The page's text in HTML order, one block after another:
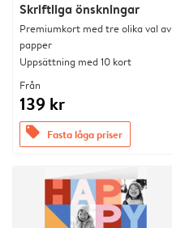
Skriftliga önskningar
Premiumkort med tre olika val av
papper
Uppsättning med 10 kort
Från
139 kr
offers Fasta låga priser